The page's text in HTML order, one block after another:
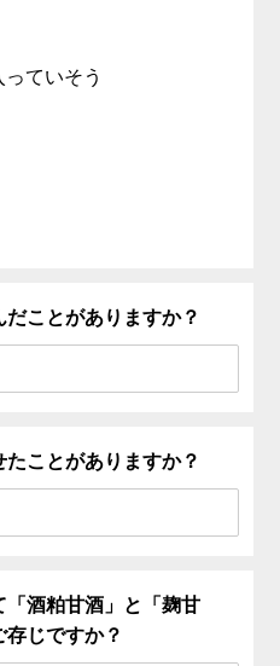
ていそう
ことがありますか？
ことがありますか？
酒粕甘酒」と「麹甘
じですか？